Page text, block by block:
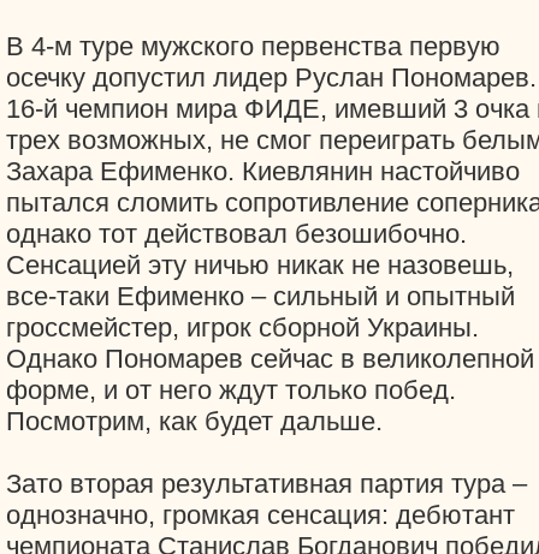
В 4-м туре мужского первенства первую
осечку допустил лидер Руслан Пономарев.
16-й чемпион мира ФИДЕ, имевший 3 очка
трех возможных, не смог переиграть
Захара Ефименко. Киевлянин настойчиво
пытался сломить сопротивление
однако тот действовал безошибочно.
Сенсацией эту ничью никак не назовешь,
все-таки Ефименко – сильный и опытный
гроссмейстер, игрок сборной Украины.
Однако Пономарев сейчас в великолепной
форме, и от него ждут только побед.
Посмотрим, как будет дальше.
Зато вторая результативная партия тура –
однозначно, громкая сенсация: дебютант
чемпионата Станислав Богданович